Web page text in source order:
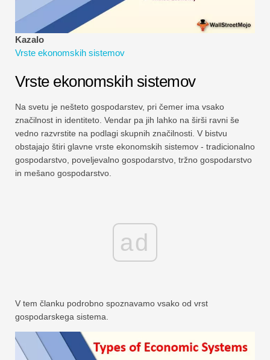
Vadnice za finančno modeliranje
Polna oblika
Kazalo
Vrste ekonomskih sistemov
Vrste ekonomskih sistemov
Na svetu je nešteto gospodarstev, pri čemer ima vsako
značilnost in identiteto. Vendar pa jih lahko na širši ravni še
vedno razvrstite na podlagi skupnih značilnosti. V bistvu
obstajajo štiri glavne vrste ekonomskih sistemov - tradicionalno
gospodarstvo, poveljevalno gospodarstvo, tržno gospodarstvo
in mešano gospodarstvo.
ad
V tem članku podrobno spoznavamo vsako od vrst
gospodarskega sistema.